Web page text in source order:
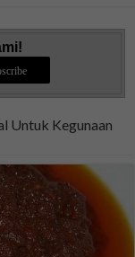
Untuk Kegunaan